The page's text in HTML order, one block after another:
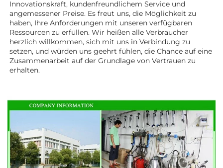
Innovationskraft, kundenfreundlichem Service und
angemessener Preise. Es freut uns, die Möglichkeit zu
haben, Ihre Anforderungen mit unseren verfügbaren
Ressourcen zu erfüllen. Wir heißen alle Verbraucher
herzlich willkommen, sich mit uns in Verbindung zu
setzen, und würden uns geehrt fühlen, die Chance auf eine
Zusammenarbeit auf der Grundlage von Vertrauen zu
erhalten.